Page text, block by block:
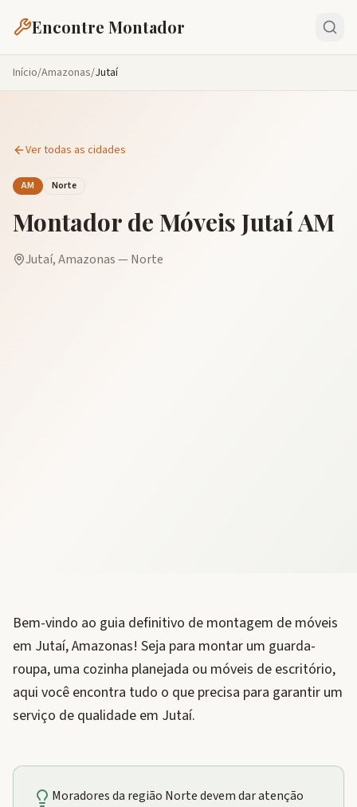
Encontre Montador
Início/Amazonas/Jutaí
Ver todas as cidades
AM Norte
Montador de Móveis JutaíAM
Jutaí,Amazonas— Norte
Bem-vindo ao guia definitivo de montagem de móveis
em Jutaí, Amazonas! Seja para montar um guarda-
roupa, uma cozinha planejada ou móveis de escritório,
aqui você encontra tudo o que precisa para garantir um
serviço de qualidade em Jutaí.
Moradores da região Norte devem dar atenção